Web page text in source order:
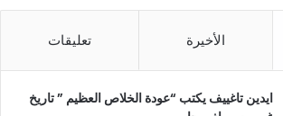
الأخيرة تعليقات
ايدين تاغييف يكتب “عودة الخلاص العظيم ” تاريخ